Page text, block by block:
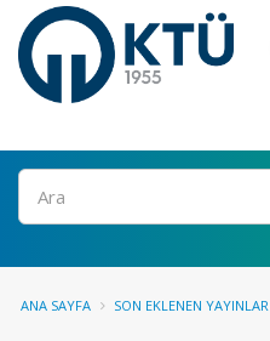
Ara
ANA SAYFA SON EKLENEN YAYINLAR